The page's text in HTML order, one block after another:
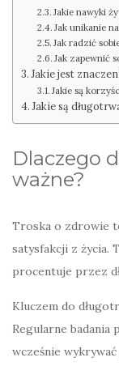
Jakie nawyki
Jak unikanie
Jak radzić
Jak zapewnić
Jakie jest
Jakie są
Jakie są
Dlaczego
ważne?
Troska o zdrowie
satysfakcji z życia.
procentuje przez
Kluczem do
Regularne
wcześnie